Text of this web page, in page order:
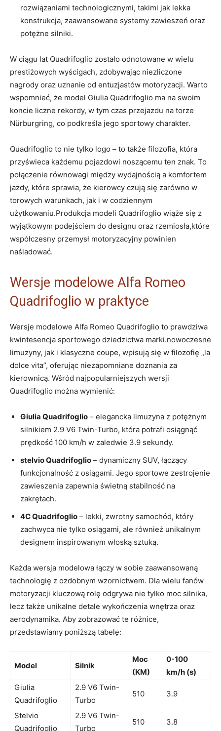
rozwiązaniami technologicznymi, takimi jak lekka
konstrukcja, zaawansowane systemy zawieszeń oraz
potężne silniki.
W ciągu ​lat Quadrifoglio ⁤zostało odnotowane w wielu
prestiżowych wyścigach, ⁢zdobywając niezliczone⁣
nagrody oraz uznanie od ⁢entuzjastów motoryzacji.‍ Warto⁢
wspomnieć, że⁣ model⁢ Giulia Quadrifoglio ma na swoim
koncie liczne rekordy, w tym czas przejazdu na⁤ torze
Nürburgring, co podkreśla jego sportowy⁣ charakter.
Quadrifoglio⁣ to ⁤nie ⁣tylko logo – to także⁢ filozofia, która
przyświeca‌ każdemu pojazdowi noszącemu ten znak. To
połączenie równowagi między‍ wydajnością a komfortem
jazdy,‌ które sprawia, że kierowcy czują się zarówno w
torowych warunkach, jak i w codziennym
użytkowaniu.Produkcja modeli Quadrifoglio wiąże ⁣się z
wyjątkowym podejściem do designu oraz ⁤rzemiosła,które⁤
współczesny przemysł ​motoryzacyjny powinien
naśladować.
Wersje modelowe Alfa Romeo
Quadrifoglio w praktyce
Wersje​ modelowe Alfa Romeo ​Quadrifoglio to prawdziwa
kwintesencja sportowego dziedzictwa⁢ marki.nowoczesne
limuzyny,​ jak i klasyczne⁣ coupe, wpisują ‍się w filozofię „la
dolce vita”, oferując niezapomniane doznania za
‍kierownicą. Wśród najpopularniejszych wersji
Quadrifoglio można wymienić:
Giulia Quadrifoglio – elegancka limuzyna z potężnym
silnikiem ⁤2.9 ⁢V6 Twin-Turbo, która potrafi⁣ osiągnąć
‍prędkość 100 km/h w zaledwie ‍3.9 sekundy.
stelvio Quadrifoglio –⁤ dynamiczny SUV, ‍łączący
funkcjonalność z osiągami. Jego‌ sportowe zestrojenie
zawieszenia zapewnia świetną stabilność na
zakrętach.
4C Quadrifoglio – lekki, zwrotny‍ samochód, który
zachwyca nie tylko osiągami, ale również unikalnym
designem inspirowanym włoską sztuką.
Każda wersja modelowa łączy ⁢w sobie zaawansowaną
technologię z ozdobnym wzornictwem. Dla wielu fanów
motoryzacji kluczową rolę odgrywa nie tylko ‌moc silnika,‌
lecz także unikalne detale ‍wykończenia wnętrza oraz
aerodynamika. Aby zobrazować te różnice,
przedstawiamy poniższą tabelę:
Model Silnik
Moc
(KM)
0-100⁤
km/h (s)
Giulia
Quadrifoglio
2.9 V6 Twin-
Turbo
510 3.9
Stelvio
Quadrifoglio
2.9 V6 Twin-
Turbo
510 3.8